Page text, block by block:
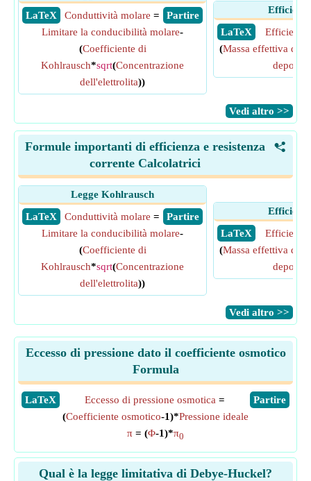
​ LaTeX
​ Partire
Conduttività molare =
Limitare la conducibilità molare-
(Coefficiente di
Kohlrausch*sqrt(Concentrazione
dell'elettrolita))
​ LaTeX
Efficienza
(Massa effettiva
​Vedi altro >>
<
Formule importanti di efficienza e resistenza
corrente Calcolatrici
Legge Kohlrausch
​ LaTeX
​ Partire
Conduttività molare =
Limitare la conducibilità molare-
(Coefficiente di
Kohlrausch*sqrt(Concentrazione
dell'elettrolita))
​ LaTeX
Efficienza
(Massa effettiva
​Vedi altro >>
Eccesso di pressione dato il coefficiente osmotico
Formula
​LaTeX ​Partire
Eccesso di pressione osmotica =
(Coefficiente osmotico-1)*Pressione ideale
π = (Φ-1)*π0
Qual è la legge limitativa di Debye-Huckel?